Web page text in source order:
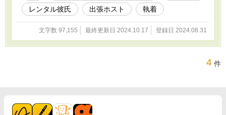
レンタル彼氏
出張ホスト 執着
文字数 97,155 最終更新日 2024.10.17 登録日 2024.08.31
4 件